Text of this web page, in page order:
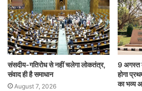
p
p
o
o
k
n
संसदीय-गतिरोध से नहीं चलेगा लोकतंत्र,
संवाद ही है समाधान
August 7, 2026
9 अगस्त
होगा
का भव्य